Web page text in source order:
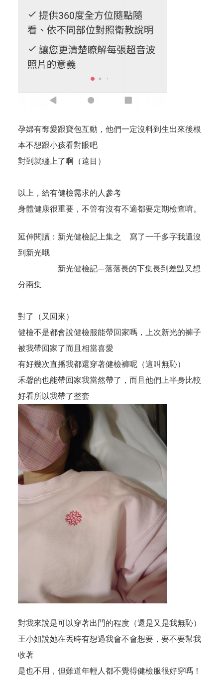
孕婦有奪愛跟寶包互動，他們一定沒料到生出來後根
本不想跟小孩看對眼吧
對到就纏上了啊（遠目）
以上，給有健檢需求的人參考
身體健康很重要，不管有沒有不適都要定期檢查唷。
延伸閱讀： 新光健檢記上集之 寫了一千多字我還沒
到新光哦
新光健檢記—落落長的下集長到差點又想
分兩集
對了（又回來）
健檢不是都會說健檢服能帶回家嗎，上次新光的褲子
被我帶回家了而且相當喜愛
有好幾次直播我都還穿著健檢褲呢（這叫無恥）
禾馨的也能帶回家我當然帶了，而且他們上半身比較
好看所以我帶了整套
對我來說是可以穿著出門的程度（還是又是我無恥）
王小姐說她在丟時有想過我會不會想要，要不要幫我
收著
是也不用，但難道年輕人都不覺得健檢服很好穿嗎！